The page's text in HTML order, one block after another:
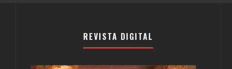
REVISTA DIGITAL